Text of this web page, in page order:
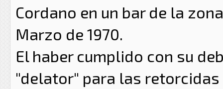
Cordano en un bar de la
Marzo de 1970.
El haber cumplido con su
"delator" para las retorcidas